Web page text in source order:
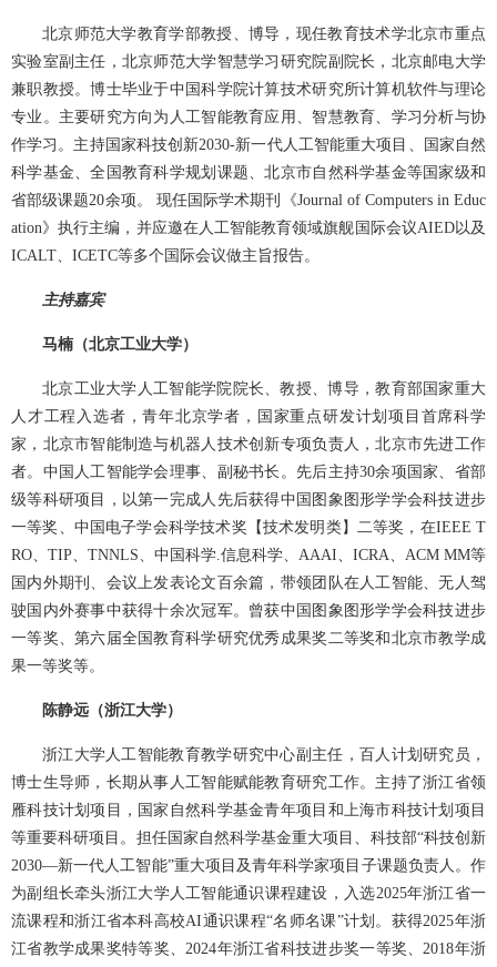
北京师范大学教育学部教授、博导，现任教育技术学北京市重点
实验室副主任，北京师范大学智慧学习研究院副院长，北京邮电大学
兼职教授。博士毕业于中国科学院计算技术研究所计算机软件与理论
专业。主要研究方向为人工智能教育应用、智慧教育、学习分析与协
作学习。主持国家科技创新2030-新一代人工智能重大项目、国家自然
科学基金、全国教育科学规划课题、北京市自然科学基金等国家级和
省部级课题20余项。 现任国际学术期刊《Journal of Computers in Educ
ation》执行主编，并应邀在人工智能教育领域旗舰国际会议AIED以及
ICALT、ICETC等多个国际会议做主旨报告。
主持嘉宾
马楠（北京工业大学）
北京工业大学人工智能学院院长、教授、博导，教育部国家重大
人才工程入选者，青年北京学者，国家重点研发计划项目首席科学
家，北京市智能制造与机器人技术创新专项负责人，北京市先进工作
者。中国人工智能学会理事、副秘书长。先后主持30余项国家、省部
级等科研项目，以第一完成人先后获得中国图象图形学学会科技进步
一等奖、中国电子学会科学技术奖【技术发明类】二等奖，在IEEE T
RO、TIP、TNNLS、中国科学.信息科学、AAAI、ICRA、ACM MM等
国内外期刊、会议上发表论文百余篇，带领团队在人工智能、无人驾
驶国内外赛事中获得十余次冠军。曾获中国图象图形学学会科技进步
一等奖、第六届全国教育科学研究优秀成果奖二等奖和北京市教学成
果一等奖等。
陈静远（浙江大学）
浙江大学人工智能教育教学研究中心副主任，百人计划研究员，
博士生导师，长期从事人工智能赋能教育研究工作。主持了浙江省领
雁科技计划项目，国家自然科学基金青年项目和上海市科技计划项目
等重要科研项目。担任国家自然科学基金重大项目、科技部“科技创新
2030—新一代人工智能”重大项目及青年科学家项目子课题负责人。作
为副组长牵头浙江大学人工智能通识课程建设，入选2025年浙江省一
流课程和浙江省本科高校AI通识课程“名师名课”计划。获得2025年浙
江省教学成果奖特等奖、2024年浙江省科技进步奖一等奖、2018年浙